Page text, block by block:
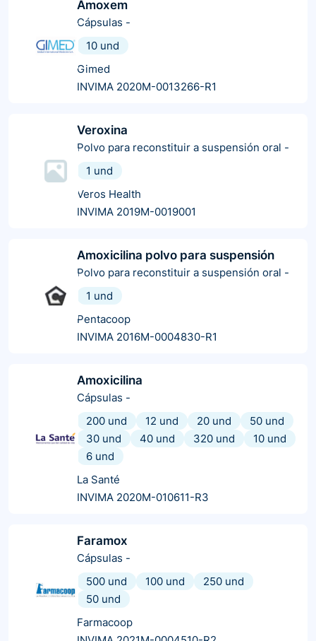
Amoxem
Cápsulas -
10 und
Gimed
INVIMA 2020M-0013266-R1
Veroxina
Polvo para reconstituir a suspensión oral -
1 und
Veros Health
INVIMA 2019M-0019001
Amoxicilina polvo para suspensión
Polvo para reconstituir a suspensión oral -
1 und
Pentacoop
INVIMA 2016M-0004830-R1
Amoxicilina
Cápsulas -
200 und
12 und 20 und
50 und
30 und
40 und 320 und
10 und
6 und
La Santé
INVIMA 2020M-010611-R3
Faramox
Cápsulas -
500 und
100 und
250 und
50 und
Farmacoop